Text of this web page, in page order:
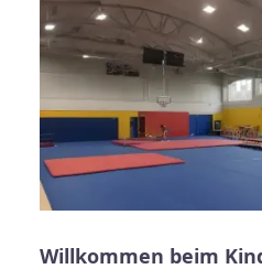
Willkommen beim